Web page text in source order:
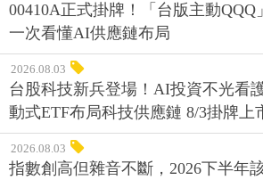
00410A正式掛牌！「台版主動QQQ
一次看懂AI供應鏈布局
2026.08.03
台股科技新兵登場！AI投資不光看
動式ETF布局科技供應鏈 8/3掛牌上
2026.08.03
指數創高但雜音不斷，2026下半年